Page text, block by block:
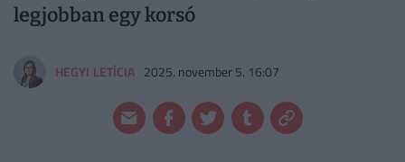
legjobban egy korsó
HEGYI LETÍCIA 2025. november 5. 16:07